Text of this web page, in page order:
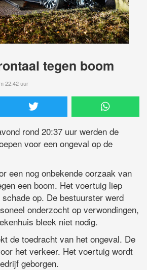
tegen boom
22:42 uur
rond 20:37 uur werden de
voor een ongeval op de
een nog onbekende oorzaak van
een boom. Het voertuig liep
op. De bestuurster werd
onderzocht op verwondingen,
bleek niet nodig.
de toedracht van het ongeval. De
het verkeer. Het voertuig wordt
geborgen.